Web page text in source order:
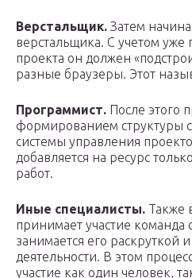
Верстальщик. Затем
верстальщика. С учетом уже
проекта он должен
разные браузеры. Этот
Программист. После этого
формированием структуры
системы управления
добавляется на ресурс
работ.
Иные специалисты. Также
принимает участие команда
занимается его раскруткой
деятельности. В этом
участие как один человек,